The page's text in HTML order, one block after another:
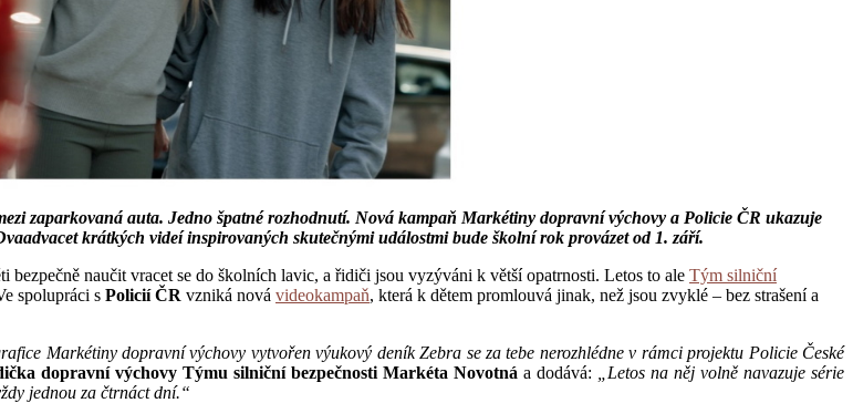
zaparkovaná auta. Jedno špatné rozhodnutí. Nová kampaň Markétiny dopravní výchovy a Policie ČR ukazuje
krátkých videí inspirovaných skutečnými událostmi bude školní rok provázet od 1. září.
naučit vracet se do školních lavic, a řidiči jsou vyzýváni k větší opatrnosti. Letos to ale Tým silniční
spolupráci s Policií ČR vzniká nová videokampaň, která k dětem promlouvá jinak, než jsou zvyklé – bez strašení a
Markétiny dopravní výchovy vytvořen výukový deník Zebra se za tebe nerozhlédne v rámci projektu Policie České
dopravní výchovy Týmu silniční bezpečnosti Markéta Novotná a dodává:
„Letos na něj volně navazuje série
jednou za čtrnáct dní.“